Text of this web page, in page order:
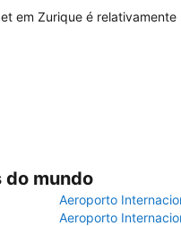
em Zurique é
do mundo
Aeroporto
Aeroporto